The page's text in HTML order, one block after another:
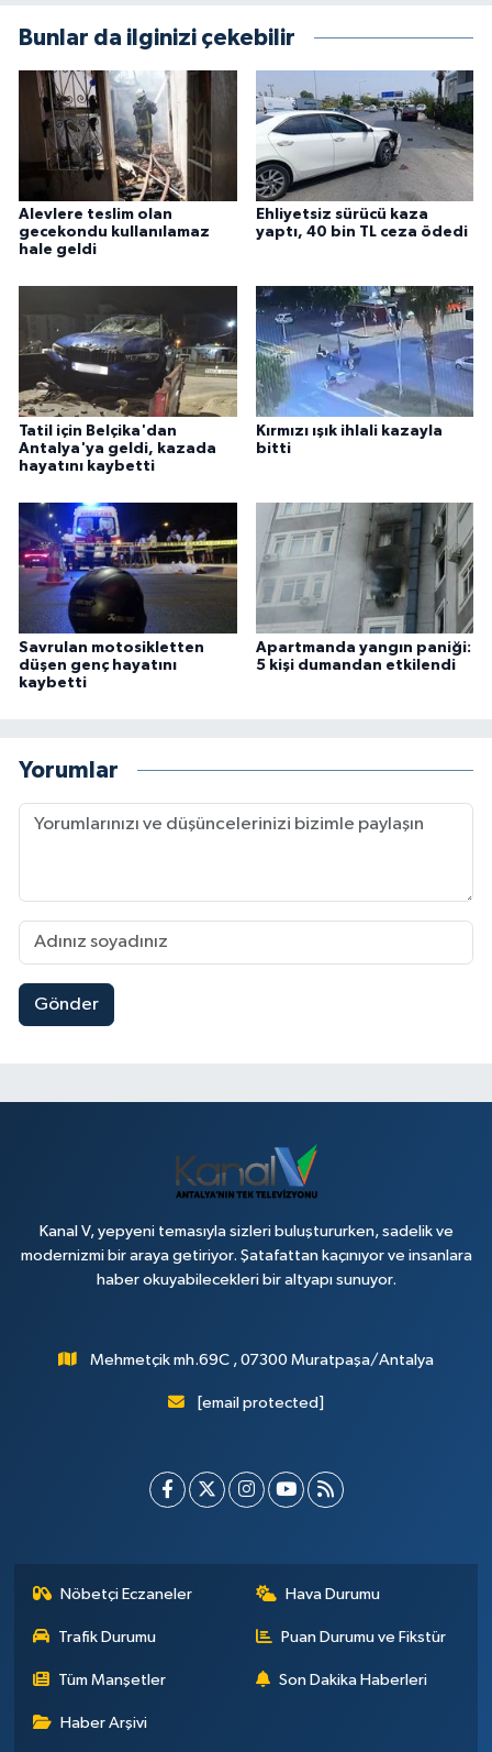
Bunlar da ilginizi çekebilir
Alevlere teslim olan
gecekondu kullanılamaz
hale geldi
Ehliyetsiz sürücü kaza
yaptı, 40 bin TL ceza ödedi
Tatil için Belçika'dan
Antalya'ya geldi, kazada
hayatını kaybetti
Kırmızı ışık ihlali kazayla
bitti
Savrulan motosikletten
düşen genç hayatını
kaybetti
Apartmanda yangın paniği:
5 kişi dumandan etkilendi
Yorumlar
Gönder
Kanal V, yepyeni temasıyla sizleri buluştururken, sadelik ve
modernizmi bir araya getiriyor. Şatafattan kaçınıyor ve insanlara
haber okuyabilecekleri bir altyapı sunuyor.
Mehmetçik mh.69C , 07300 Muratpaşa/Antalya
[email protected]
Nöbetçi Eczaneler Hava Durumu
Trafik Durumu Puan Durumu ve Fikstür
Tüm Manşetler Son Dakika Haberleri
Haber Arşivi